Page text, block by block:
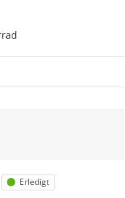
Status
Erledigt